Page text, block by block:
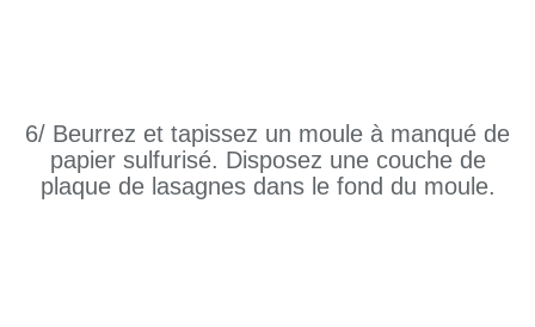
6/ Beurrez et tapissez un moule à manqué de
papier sulfurisé. Disposez une couche de
plaque de lasagnes dans le fond du moule.